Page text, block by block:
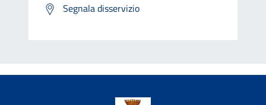
Segnala disservizio